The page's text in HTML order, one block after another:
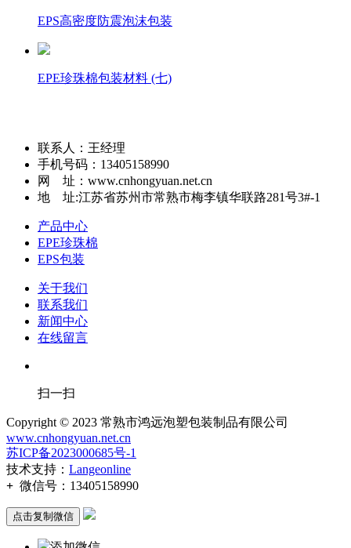
EPS高密度防震泡沫包装
EPE珍珠棉包装材料 (七)
联系人：王经理
手机号码：13405158990
网 址：www.cnhongyuan.net.cn
地 址:江苏省苏州市常熟市梅李镇华联路281号3#-1
产品中心
EPE珍珠棉
EPS包装
关于我们
联系我们
新闻中心
在线留言
扫一扫
Copyright © 2023 常熟市鸿远泡塑包装制品有限公司
www.cnhongyuan.net.cn
苏ICP备2023000685号-1
技术支持： Langeonline
+ 微信号： 13405158990
点击复制微信